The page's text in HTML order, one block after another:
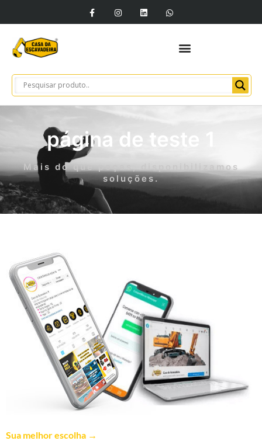
página de teste 1
Mais do que peças, disponibilizamos
soluções.
Sua melhor escolha →